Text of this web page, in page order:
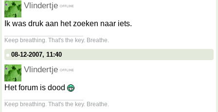
Vlindertje
Ik was druk aan het zoeken naar iets.
Keep breathing. That's the key. Breathe.
08-12-2007, 11:40
Vlindertje
Het forum is dood
Keep breathing. That's the key. Breathe.